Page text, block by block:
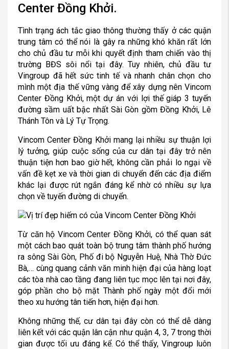
Center Đồng Khởi.
Tình trạng ách tắc giao thông thường thấy ở các quận
trung tâm có thể nói là gây ra những khó khăn rất lớn
cho chủ đầu tư mỗi khi quyết định tham chiến vào thị
trường BĐS sôi nổi tại đây. Tuy nhiên, chủ đầu tư
Vingroup đã hết sức tinh tế và nhanh chân chọn cho
mình một địa thế vững vàng để xây dựng nên Vincom
Center Đồng Khởi, một dự án với lợi thế giáp 3 tuyến
đường sầm uất bậc nhất Sài Gòn gồm Đồng Khởi, Lê
Thánh Tôn và Lý Tự Trọng.
Vincom Center Đồng Khởi mang lại nhiều sự thuận lợi
lý tưởng, giúp cuộc sống của cư dân tại đây trở nên
thuận tiện hơn bao giờ hết, không cần phải lo ngại về
vấn đề kẹt xe và thời gian di chuyển đến các địa điểm
khác lại được rút ngắn đáng kể nhờ có nhiều sự lựa
chọn về tuyến đường di chuyển.
Từ căn hộ Vincom Center Đồng Khởi, có thể quan sát
một cách bao quát toàn bộ trung tâm thành phố hướng
ra sông Sài Gòn, Phố đi bộ Nguyễn Huệ, Nhà Thờ Đức
Bà,… cùng quang cảnh văn minh hiện đại của hàng loạt
các tòa nhà cao tầng đang liên tục mọc lên tại nơi đây,
góp phần cho bộ mặt Thành phố ngày một đổi mới
theo xu hướng tân tiến hơn, hiện đại hơn.
Không những thế, cư dân tại đây còn có thể dễ dàng
liên kết với các quận lân cận như quận 4, 3, 7 trong thời
gian được tối ưu đáng kể. Có thể thấy, Vingroup luôn